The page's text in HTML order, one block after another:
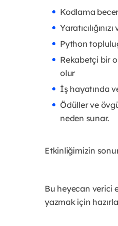
Kodlama
Python
Rekabetçi bir
olur
İş hayatında
Ödüller ve
neden sunar.
Etkinliğimizin
Bu heyecan verici
yazmak için